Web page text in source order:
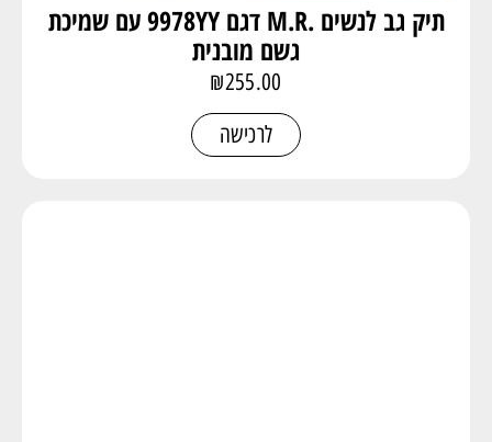
תיק גב לנשים .M.R דגם 9978YY עם שמיכת
גשם מובנית
₪255.00
לרכישה